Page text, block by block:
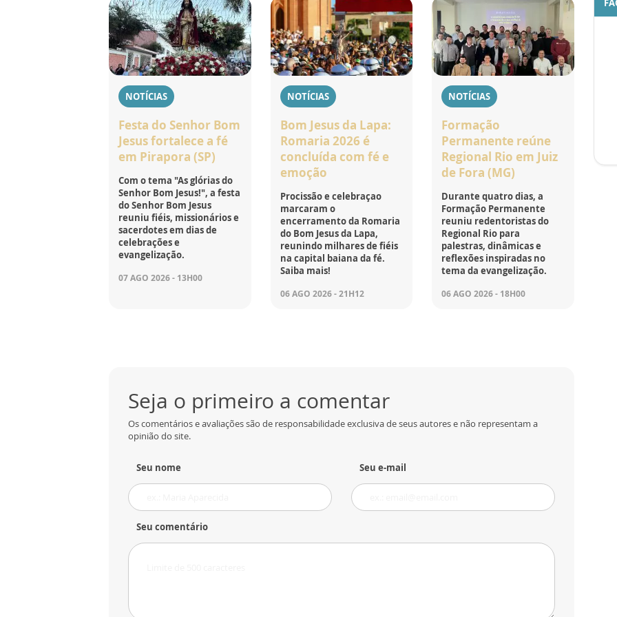
NOTÍCIAS
Festa do Senhor Bom
Jesus fortalece a fé
em Pirapora (SP)
Com o tema "As glórias do
Senhor Bom Jesus!", a festa
do Senhor Bom Jesus
reuniu fiéis, missionários e
sacerdotes em dias de
celebrações e
evangelização.
07 AGO 2026 - 13H00
NOTÍCIAS
Bom Jesus da Lapa:
Romaria 2026 é
concluída com fé e
emoção
Procissão e celebraçao
marcaram o
encerramento da Romaria
do Bom Jesus da Lapa,
reunindo milhares de fiéis
na capital baiana da fé.
Saiba mais!
06 AGO 2026 - 21H12
NOTÍCIAS
Formação
Permanente reúne
Regional Rio em Juiz
de Fora (MG)
Durante quatro dias, a
Formação Permanente
reuniu redentoristas do
Regional Rio para
palestras, dinâmicas e
reflexões inspiradas no
tema da evangelização.
06 AGO 2026 - 18H00
Seja o primeiro a comentar
Os comentários e avaliações são de responsabilidade exclusiva de seus autores e não representam a
opinião do site.
Seu nome Seu e-mail
Seu comentário